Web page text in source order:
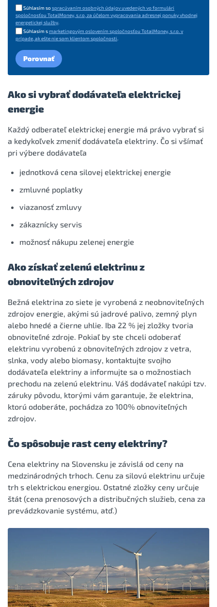
Súhlasím sospracúvaním osobných údajov uvedených vo formulári
spoločnosťou TotalMoney, s.r.o, za účelom vypracovania adresnej ponuky vhodnej
energetickej služby.
Súhlasím smarketingovým oslovením spoločnosťou TotalMoney, s.r.o. v
prípade, ak ešte nie som klientom spoločnosti.
Porovnať
Ako si vybrať dodávateľa elektrickej
energie
Každý odberateľ elektrickej energie má právo vybrať si
a kedykoľvek zmeniť dodávateľa elektriny. Čo si všímať
pri výbere dodávateľa
jednotková cena silovej elektrickej energie
zmluvné poplatky
viazanosť zmluvy
zákaznícky servis
možnosť nákupu zelenej energie
Ako získať zelenú elektrinu z
obnoviteľných zdrojov
Bežná elektrina zo siete je vyrobená z neobnoviteľných
zdrojov energie, akými sú jadrové palivo, zemný plyn
alebo hnedé a čierne uhlie. Iba 22 % jej zložky tvoria
obnoviteľné zdroje. Pokiaľ by ste chceli odoberať
elektrinu vyrobenú z obnoviteľných zdrojov z vetra,
slnka, vody alebo biomasy, kontaktujte svojho
dodávateľa elektriny a informujte sa o možnostiach
prechodu na zelenú elektrinu. Váš dodávateľ nakúpi tzv.
záruky pôvodu, ktorými vám garantuje, že elektrina,
ktorú odoberáte, pochádza zo 100% obnoviteľných
zdrojov.
Čo spôsobuje rast ceny elektriny?
Cena elektriny na Slovensku je závislá od ceny na
medzinárodných trhoch. Cenu za silovú elektrinu určuje
trh s elektrickou energiou. Ostatné zložky ceny určuje
štát (cena prenosových a distribučných služieb, cena za
prevádzkovanie systému, atď.)